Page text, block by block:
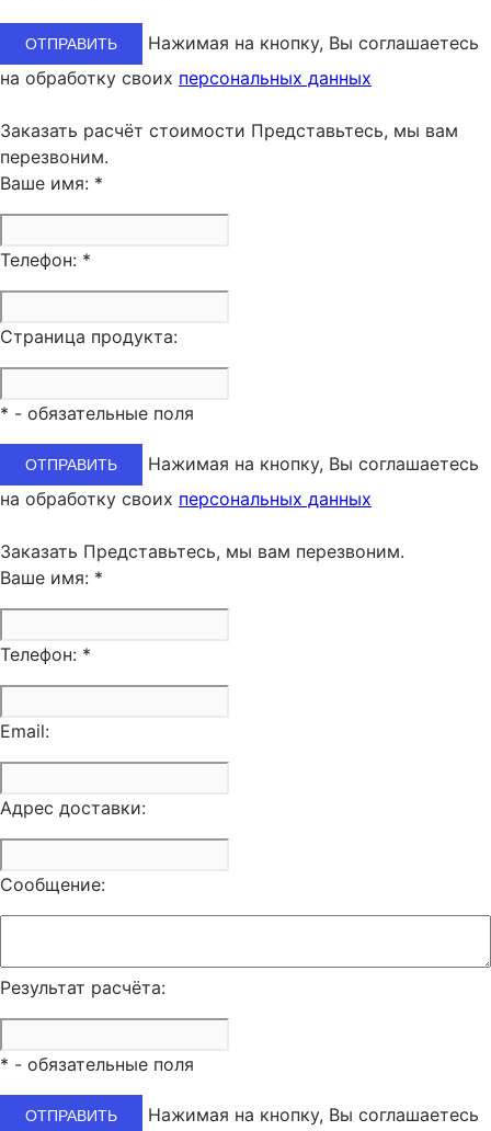
Нажимая на кнопку, Вы соглашаетесь
на обработку своих персональных данных
Заказать расчёт стоимости Представьтесь, мы вам
перезвоним.
Ваше имя: *
Телефон: *
Страница продукта:
* - обязательные поля
Нажимая на кнопку, Вы соглашаетесь
на обработку своих персональных данных
Заказать Представьтесь, мы вам перезвоним.
Ваше имя: *
Телефон: *
Email:
Адрес доставки:
Сообщение:
Результат расчёта:
* - обязательные поля
Нажимая на кнопку, Вы соглашаетесь